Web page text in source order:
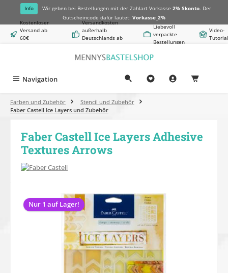
springen
Info Wir geben bei Bestellungen mit der Zahlart Vorkasse 2% Skonto. Der
Gutscheincode dafür lautet: Vorkasse_2%
Kostenloser
Versand ab
60€
Versandkosten
außerhalb
Deutschlands ab
Liebevoll
verpackte
Bestellungen
Video-
Navigation
Farben und Zubehör
Stencil und Zubehör
Faber Castell Ice Layers und Zubehör
Faber Castell Ice Layers Adhesive
Textures Arrows
Bildergalerie überspringen
Nur 1 auf Lager!